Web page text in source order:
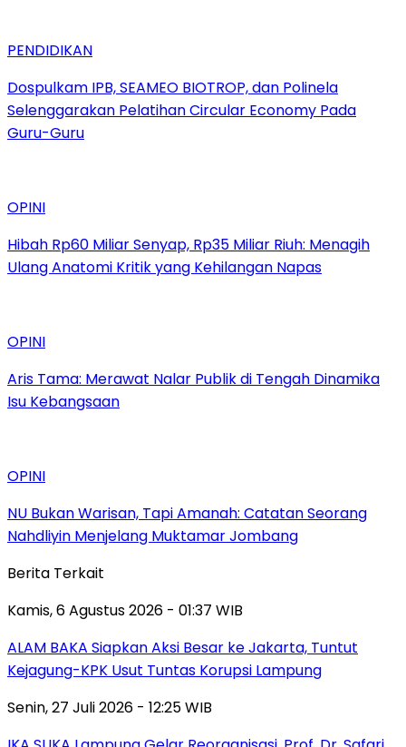
PENDIDIKAN
Dospulkam IPB, SEAMEO BIOTROP, dan Polinela
Selenggarakan Pelatihan Circular Economy Pada
Guru-Guru
OPINI
Hibah Rp60 Miliar Senyap, Rp35 Miliar Riuh: Menagih
Ulang Anatomi Kritik yang Kehilangan Napas
OPINI
Aris Tama: Merawat Nalar Publik di Tengah Dinamika
Isu Kebangsaan
OPINI
NU Bukan Warisan, Tapi Amanah: Catatan Seorang
Nahdliyin Menjelang Muktamar Jombang
Berita Terkait
Kamis, 6 Agustus 2026 - 01:37 WIB
ALAM BAKA Siapkan Aksi Besar ke Jakarta, Tuntut
Kejagung-KPK Usut Tuntas Korupsi Lampung
Senin, 27 Juli 2026 - 12:25 WIB